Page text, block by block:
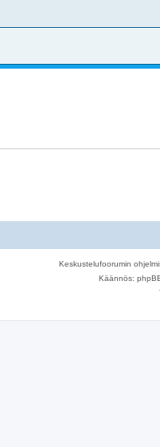
Keskustelufoorumin
Käännös: